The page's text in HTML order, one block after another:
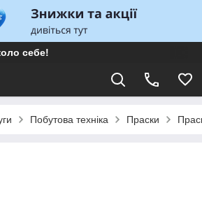
себе!
Побутова техніка Праски